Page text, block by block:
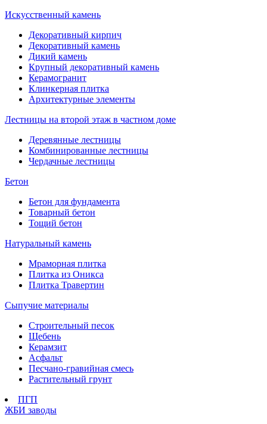
Искусственный камень
Декоративный кирпич
Декоративный камень
Дикий камень
Крупный декоративный камень
Керамогранит
Клинкерная плитка
Архитектурные элементы
Лестницы на второй этаж в частном доме
Деревянные лестницы
Комбинированные лестницы
Чердачные лестницы
Бетон
Бетон для фундамента
Товарный бетон
Тощий бетон
Натуральный камень
Мраморная плитка
Плитка из Оникса
Плитка Травертин
Сыпучие материалы
Строительный песок
Щебень
Керамзит
Асфальт
Песчано-гравийная смесь
Растительный грунт
ПГП
ЖБИ заводы